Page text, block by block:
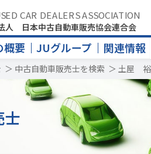
CAR DEALERS ASSOCIATION
人 日本中古自動車販売協会連合会
概要 JUグループ 関連情報
＞ 中古自動車販売士を検索 ＞ 土屋
士